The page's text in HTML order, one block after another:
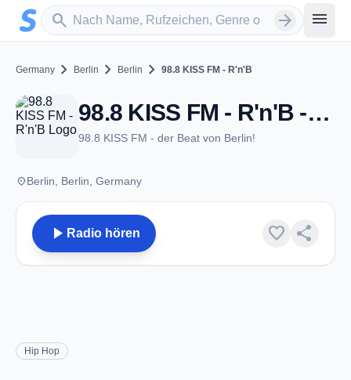
Zum Hauptinhalt springen
search
Sender suchen arrow_forward menu
Germany chevron_right Berlin chevron_right Berlin chevron_right 98.8 KISS FM - R'n'B
98.8 KISS FM - R'n'B - Berlin
98.8 KISS FM - der Beat von Berlin!
placeBerlin, Berlin, Germany
play_arrow Radio hören favorite share
Hip Hop